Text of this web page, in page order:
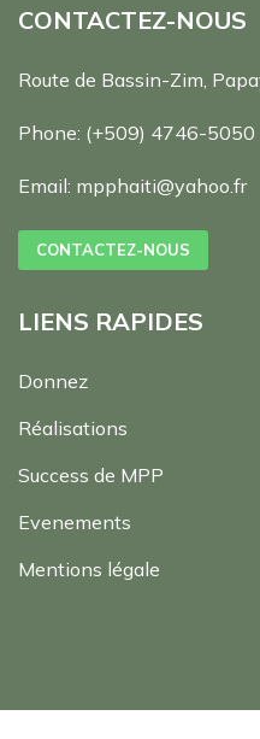
CONTACTEZ-NOUS
Route de Bassin-Zim,
Phone: (+509) 4746-5050
Email: mpphaiti@yahoo.fr
CONTACTEZ-NOUS
LIENS RAPIDES
Donnez
Réalisations
Success de MPP
Evenements
Mentions légale